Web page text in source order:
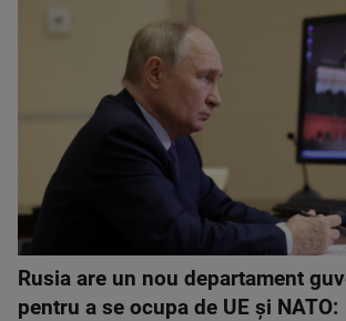
Rusia are un nou departament
pentru a se ocupa de UE și NATO: